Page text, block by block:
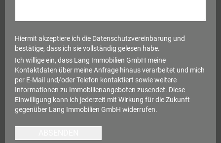
Hiermit akzeptiere ich die Datenschutzvereinbarung und
bestätige, dass ich sie vollständig gelesen habe.
Ich willige ein, dass Lang Immobilien GmbH meine
Kontaktdaten über meine Anfrage hinaus verarbeitet und mich
per E-Mail und/oder Telefon kontaktiert sowie weitere
Informationen zu Immobilienangeboten zusendet. Diese
Einwilligung kann ich jederzeit mit Wirkung für die Zukunft
gegenüber Lang Immobilien GmbH widerrufen.